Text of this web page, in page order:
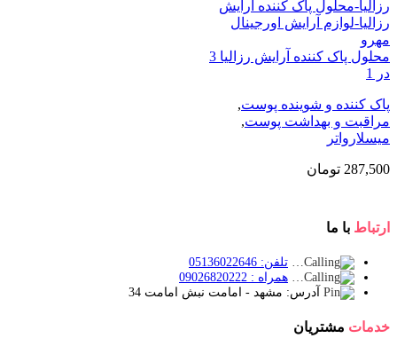
محلول پاک کننده آرایش رزالیا 3
در 1
پاک کننده و شوینده پوست,
مراقبت و بهداشت پوست,
میسلارواتر
287,500 تومان
ارتباط با ما
تلفن: 05136022646
همراه : 09026820222
آدرس: مشهد - امامت نبش امامت 34
خدمات مشتریان